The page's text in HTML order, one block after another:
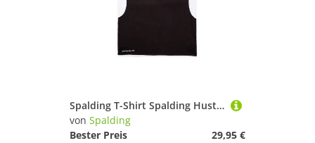
Spalding T-Shirt Spalding Hustle Shooting T-Shirt Weiß Polyester
von Spalding
Bester Preis
29,95 €